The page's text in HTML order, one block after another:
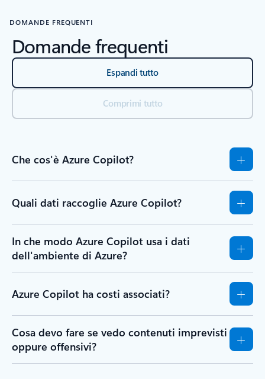
DOMANDE FREQUENTI
Domande frequenti
Espandi tutto
Comprimi tutto
Che cos'è Azure Copilot?
Quali dati raccoglie Azure Copilot?
In che modo Azure Copilot usa i dati
dell'ambiente di Azure?
Azure Copilot ha costi associati?
Cosa devo fare se vedo contenuti imprevisti
oppure offensivi?